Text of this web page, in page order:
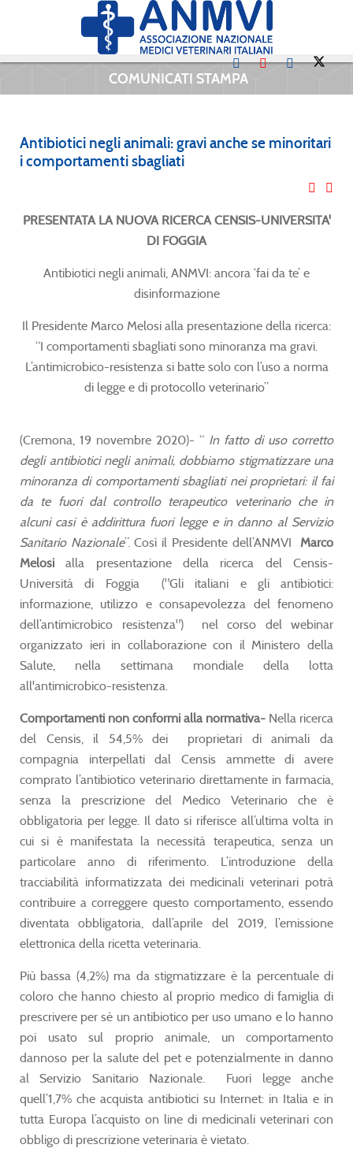
COMUNICATI STAMPA
Antibiotici negli animali: gravi anche se minoritari
i comportamenti sbagliati
PRESENTATA LA NUOVA RICERCA CENSIS-UNIVERSITA'
DI FOGGIA
Antibiotici negli animali, ANMVI: ancora ‘fai da te’ e
disinformazione
Il Presidente Marco Melosi alla presentazione della ricerca:
“I comportamenti sbagliati sono minoranza ma gravi.
L’antimicrobico-resistenza si batte solo con l’uso a norma
di legge e di protocollo veterinario”
(Cremona, 19 novembre 2020)- “ In fatto di uso corretto
degli antibiotici negli animali, dobbiamo stigmatizzare una
minoranza di comportamenti sbagliati nei proprietari: il fai
da te fuori dal controllo terapeutico veterinario che in
alcuni casi è addirittura fuori legge e in danno al Servizio
Sanitario Nazionale”. Così il Presidente dell’ANMVI
Marco
Melosi alla presentazione della ricerca del Censis-
Università di Foggia ("Gli italiani e gli antibiotici:
informazione, utilizzo e consapevolezza del fenomeno
dell’antimicrobico resistenza") nel corso del webinar
organizzato ieri in collaborazione con il Ministero della
Salute, nella settimana mondiale della lotta
all'antimicrobico-resistenza.
Comportamenti non conformi alla normativa- Nella ricerca
del Censis, il 54,5% dei proprietari di animali da
compagnia interpellati dal Censis ammette di avere
comprato l’antibiotico veterinario direttamente in farmacia,
senza la prescrizione del Medico Veterinario che è
obbligatoria per legge. Il dato si riferisce all’ultima volta in
cui si è manifestata la necessità terapeutica, senza un
particolare anno di riferimento. L’introduzione della
tracciabilità informatizzata dei medicinali veterinari potrà
contribuire a correggere questo comportamento, essendo
diventata obbligatoria, dall’aprile del 2019, l’emissione
elettronica della ricetta veterinaria.
Più bassa (4,2%) ma da stigmatizzare è la percentuale di
coloro che hanno chiesto al proprio medico di famiglia di
prescrivere per sé un antibiotico per uso umano e lo hanno
poi usato sul proprio animale, un comportamento
dannoso per la salute del pet e potenzialmente in danno
al Servizio Sanitario Nazionale. Fuori legge anche
quell’1,7% che acquista antibiotici su Internet: in Italia e in
tutta Europa l’acquisto on line di medicinali veterinari con
obbligo di prescrizione veterinaria è vietato.